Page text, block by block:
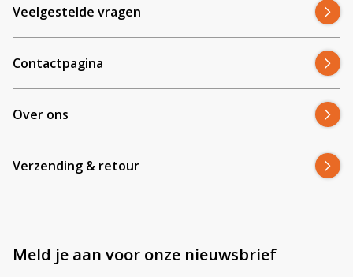
Veelgestelde vragen
Contactpagina
Over ons
Verzending & retour
Meld je aan voor onze nieuwsbrief